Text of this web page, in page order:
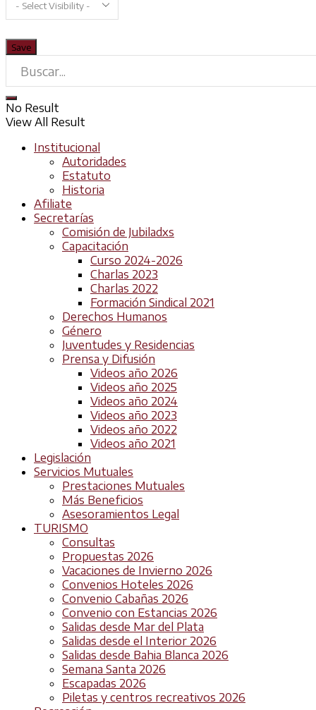
No Result
View All Result
Institucional
Autoridades
Estatuto
Historia
Afiliate
Secretarías
Comisión de Jubiladxs
Capacitación
Curso 2024-2026
Charlas 2023
Charlas 2022
Formación Sindical 2021
Derechos Humanos
Género
Juventudes y Residencias
Prensa y Difusión
Videos año 2026
Videos año 2025
Videos año 2024
Videos año 2023
Videos año 2022
Videos año 2021
Legislación
Servicios Mutuales
Prestaciones Mutuales
Más Beneficios
Asesoramientos Legal
TURISMO
Consultas
Propuestas 2026
Vacaciones de Invierno 2026
Convenios Hoteles 2026
Convenio Cabañas 2026
Convenio con Estancias 2026
Salidas desde Mar del Plata
Salidas desde el Interior 2026
Salidas desde Bahia Blanca 2026
Semana Santa 2026
Escapadas 2026
Piletas y centros recreativos 2026